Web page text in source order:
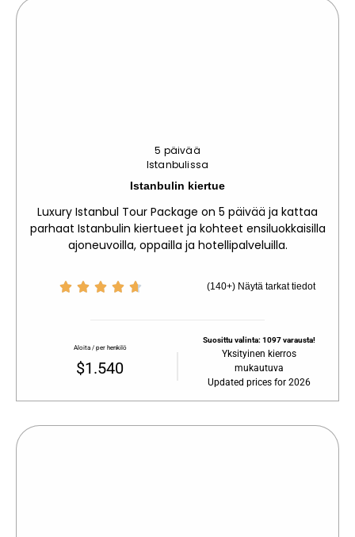
5 päivää
Istanbulissa
Istanbulin kiertue
Luxury Istanbul Tour Package on 5 päivää ja kattaa
parhaat Istanbulin kiertueet ja kohteet ensiluokkaisilla
ajoneuvoilla, oppailla ja hotellipalveluilla.
     (140+) Näytä tarkat tiedot
Aloita / per henkilö
$1.540
Suosittu valinta: 1097 varausta!
Yksityinen kierros
mukautuva
Updated prices for 2026